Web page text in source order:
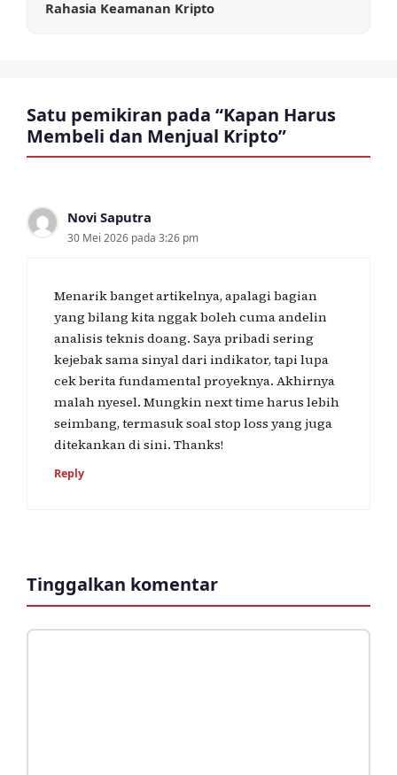
Rahasia Keamanan Kripto
Satu pemikiran pada “Kapan Harus
Membeli dan Menjual Kripto”
Novi Saputra
30 Mei 2026 pada 3:26 pm
Menarik banget artikelnya, apalagi bagian
yang bilang kita nggak boleh cuma andelin
analisis teknis doang. Saya pribadi sering
kejebak sama sinyal dari indikator, tapi lupa
cek berita fundamental proyeknya. Akhirnya
malah nyesel. Mungkin next time harus lebih
seimbang, termasuk soal stop loss yang juga
ditekankan di sini. Thanks!
Reply
Tinggalkan komentar
Komentar
Nama
Surel
Situs